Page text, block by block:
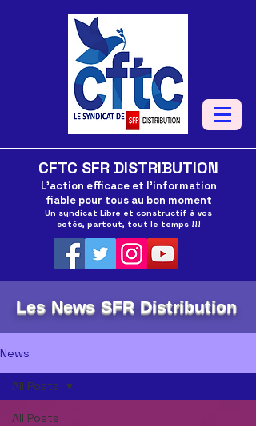
CFTC SFR DISTRIBUTION
L'action efficace et l'information
fiable pour tous au bon moment
Un syndicat Libre et constructif à vos
cotés, partout, tout le temps !!!
Les News SFR Distribution
News
All Posts
All Posts